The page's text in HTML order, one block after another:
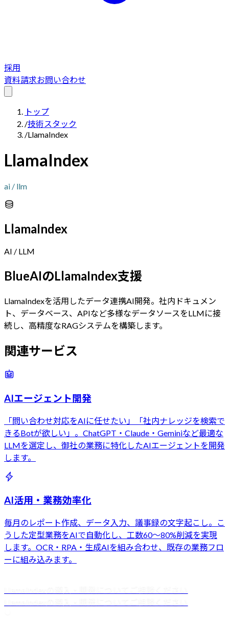
採用
資料請求お問い合わせ
トップ
/技術スタック
/LlamaIndex
LlamaIndex
ai / llm
LlamaIndex
AI / LLM
BlueAIのLlamaIndex支援
LlamaIndexを活用したデータ連携AI開発。社内ドキュメン
ト、データベース、APIなど多様なデータソースをLLMに接
続し、高精度なRAGシステムを構築します。
関連サービス
AIエージェント開発
「問い合わせ対応をAIに任せたい」「社内ナレッジを検索で
きるBotが欲しい」。ChatGPT・Claude・Geminiなど最適な
LLMを選定し、御社の業務に特化したAIエージェントを開発
します。
AI活用・業務効率化
毎月のレポート作成、データ入力、議事録の文字起こし。こ
うした定型業務をAIで自動化し、工数60〜80%削減を実現
します。OCR・RPA・生成AIを組み合わせ、既存の業務フロ
ーに組み込みます。